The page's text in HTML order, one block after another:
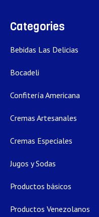
Categories
Bebidas Las Delicias
Bocadeli
Confitería Americana
Cremas Artesanales
Cremas Especiales
Jugos y Sodas
Productos básicos
Productos Venezolanos